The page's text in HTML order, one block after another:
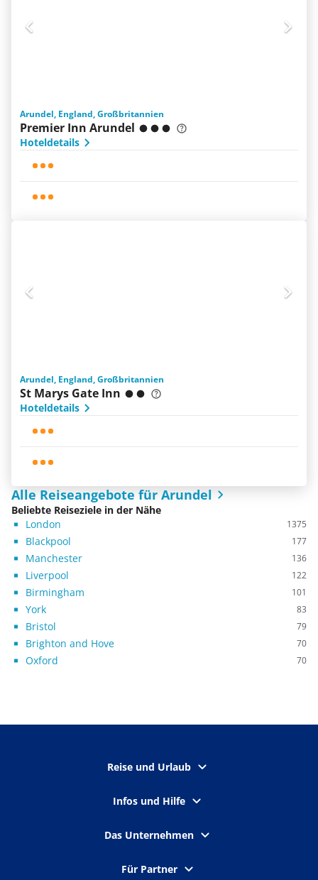
Arundel, England, Großbritannien
Premier Inn Arundel
Hoteldetails
Arundel, England, Großbritannien
St Marys Gate Inn
Hoteldetails
Alle Reiseangebote für Arundel
Beliebte Reiseziele in der Nähe
London
1375
Blackpool 177
Manchester 136
Liverpool 122
Birmingham 101
York 83
Bristol 79
Brighton and Hove 70
Oxford 70
Reise und Urlaub
Infos und Hilfe
Das Unternehmen
Für Partner